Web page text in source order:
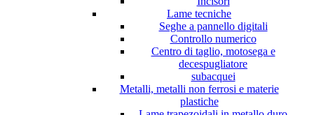
Lame tecniche
Seghe a pannello digitali
Controllo numerico
Centro di taglio, motosega e
decespugliatore
subacquei
Metalli, metalli non ferrosi e materie
plastiche